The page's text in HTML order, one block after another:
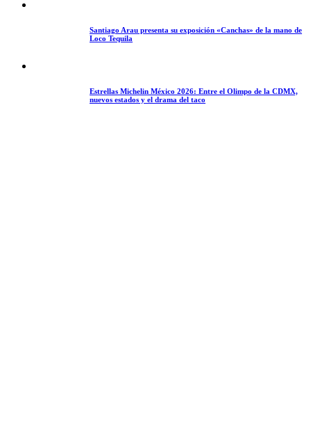
Santiago Arau presenta su exposición «Canchas» de la mano de
Loco Tequila
Estrellas Michelin México 2026: Entre el Olimpo de la CDMX,
nuevos estados y el drama del taco